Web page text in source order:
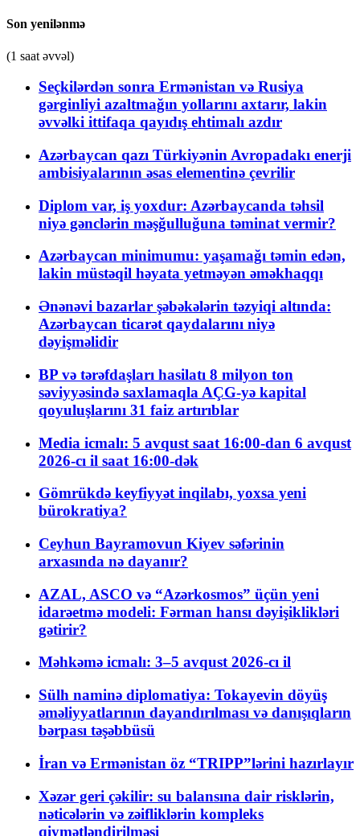
Son yenilənmə
(1 saat əvvəl)
Seçkilərdən sonra Ermənistan və Rusiya
gərginliyi azaltmağın yollarını axtarır, lakin
əvvəlki ittifaqa qayıdış ehtimalı azdır
Azərbaycan qazı Türkiyənin Avropadakı enerji
ambisiyalarının əsas elementinə çevrilir
Diplom var, iş yoxdur: Azərbaycanda təhsil
niyə gənclərin məşğulluğuna təminat vermir?
Azərbaycan minimumu: yaşamağı təmin edən,
lakin müstəqil həyata yetməyən əməkhaqqı
Ənənəvi bazarlar şəbəkələrin təzyiqi altında:
Azərbaycan ticarət qaydalarını niyə
dəyişməlidir
BP və tərəfdaşları hasilatı 8 milyon ton
səviyyəsində saxlamaqla AÇG-yə kapital
qoyuluşlarını 31 faiz artırıblar
Media icmalı: 5 avqust saat 16:00-dan 6 avqust
2026-cı il saat 16:00-dək
Gömrükdə keyfiyyət inqilabı, yoxsa yeni
bürokratiya?
Ceyhun Bayramovun Kiyev səfərinin
arxasında nə dayanır?
AZAL, ASCO və “Azərkosmos” üçün yeni
idarəetmə modeli: Fərman hansı dəyişiklikləri
gətirir?
Məhkəmə icmalı: 3–5 avqust 2026-cı il
Sülh naminə diplomatiya: Tokayevin döyüş
əməliyyatlarının dayandırılması və danışıqların
bərpası təşəbbüsü
İran və Ermənistan öz “TRIPP”lərini hazırlayır
Xəzər geri çəkilir: su balansına dair risklərin,
nəticələrin və zəifliklərin kompleks
qiymətləndirilməsi